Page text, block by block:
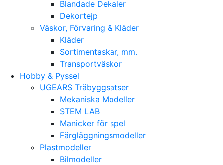
Blandade Dekaler
Dekortejp
Väskor, Förvaring & Kläder
Kläder
Sortimentaskar, mm.
Transportväskor
Hobby & Pyssel
UGEARS Träbyggsatser
Mekaniska Modeller
STEM LAB
Manicker för spel
Färgläggningsmodeller
Plastmodeller
Bilmodeller